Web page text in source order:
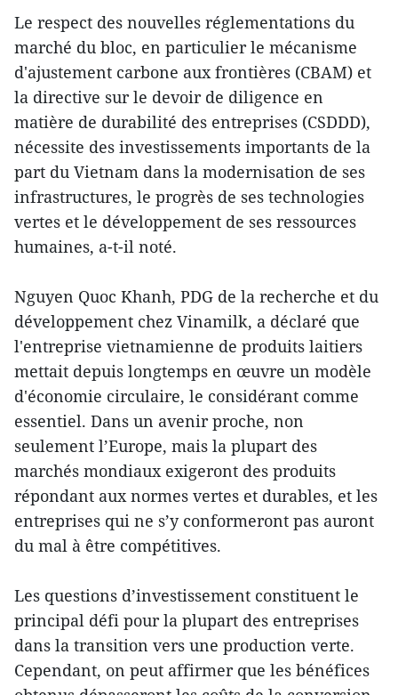
Le respect des nouvelles réglementations du
marché du bloc, en particulier le mécanisme
d'ajustement carbone aux frontières (CBAM) et
la directive sur le devoir de diligence en
matière de durabilité des entreprises (CSDDD),
nécessite des investissements importants de la
part du Vietnam dans la modernisation de ses
infrastructures, le progrès de ses technologies
vertes et le développement de ses ressources
humaines, a-t-il noté.
Nguyen Quoc Khanh, PDG de la recherche et du
développement chez Vinamilk, a déclaré que
l'entreprise vietnamienne de produits laitiers
mettait depuis longtemps en œuvre un modèle
d'économie circulaire, le considérant comme
essentiel. Dans un avenir proche, non
seulement l’Europe, mais la plupart des
marchés mondiaux exigeront des produits
répondant aux normes vertes et durables, et les
entreprises qui ne s’y conformeront pas auront
du mal à être compétitives.
Les questions d’investissement constituent le
principal défi pour la plupart des entreprises
dans la transition vers une production verte.
Cependant, on peut affirmer que les bénéfices